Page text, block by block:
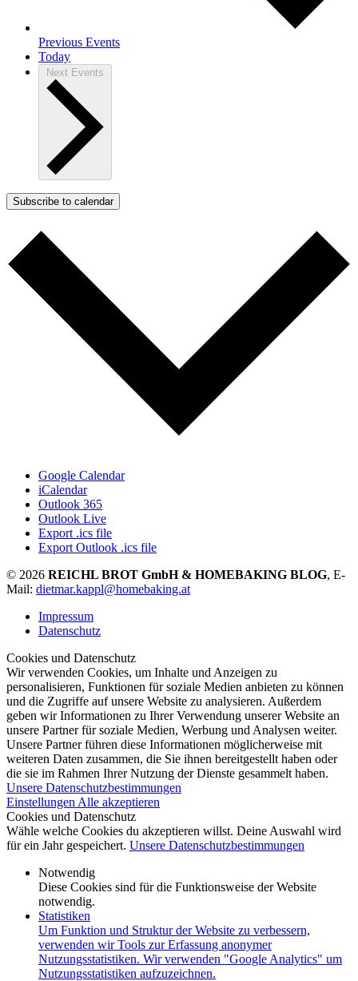
Previous Events
Today
Next Events
Subscribe to calendar
Google Calendar
iCalendar
Outlook 365
Outlook Live
Export .ics file
Export Outlook .ics file
© 2026 REICHL BROT GmbH & HOMEBAKING BLOG, E-
Mail: dietmar.kappl@homebaking.at
Impressum
Datenschutz
Cookies und Datenschutz
Wir verwenden Cookies, um Inhalte und Anzeigen zu
personalisieren, Funktionen für soziale Medien anbieten zu können
und die Zugriffe auf unsere Website zu analysieren. Außerdem
geben wir Informationen zu Ihrer Verwendung unserer Website an
unsere Partner für soziale Medien, Werbung und Analysen weiter.
Unsere Partner führen diese Informationen möglicherweise mit
weiteren Daten zusammen, die Sie ihnen bereitgestellt haben oder
die sie im Rahmen Ihrer Nutzung der Dienste gesammelt haben.
Unsere Datenschutzbestimmungen
Einstellungen Alle akzeptieren
Cookies und Datenschutz
Wähle welche Cookies du akzeptieren willst. Deine Auswahl wird
für ein Jahr gespeichert. Unsere Datenschutzbestimmungen
Notwendig
Diese Cookies sind für die Funktionsweise der Website
notwendig.
Statistiken
Um Funktion und Struktur der Website zu verbessern,
verwenden wir Tools zur Erfassung anonymer
Nutzungsstatistiken. Wir verwenden "Google Analytics" um
Nutzungsstatistiken aufzuzeichnen.